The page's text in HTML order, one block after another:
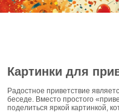
Картинки для
Радостное приветствие
беседе. Вместо простого
поделиться яркой картинкой,